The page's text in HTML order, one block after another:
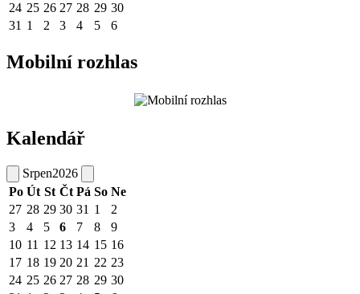
24 25 26 27 28 29 30
31 1 2 3 4 5 6
Mobilní rozhlas
Kalendář
Srpen2026
Po Út St Čt Pá So Ne
27 28 29 30 31 1
2
3
4 5 6 7 8
9
10 11 12 13 14 15 16
17 18 19 20 21 22 23
24 25 26 27 28 29 30